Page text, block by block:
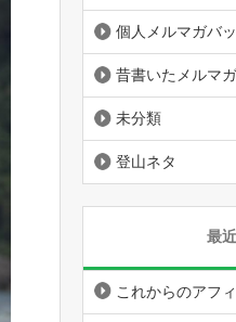
個人メルマガバ
昔書いたメルマ
未分類
登山ネタ
最
これからのアフ